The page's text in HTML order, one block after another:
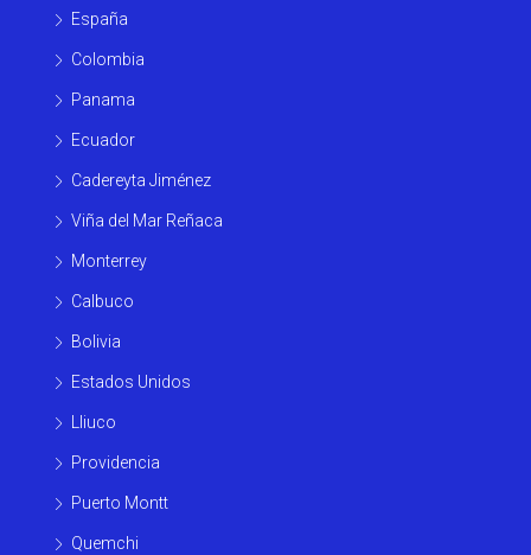
España
Colombia
Panama
Ecuador
Cadereyta Jiménez
Viña del Mar Reñaca
Monterrey
Calbuco
Bolivia
Estados Unidos
Lliuco
Providencia
Puerto Montt
Quemchi